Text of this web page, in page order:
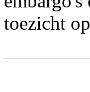
toezicht